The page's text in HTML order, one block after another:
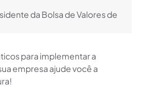
da Bolsa de Valores de
para implementar a
empresa ajude você a